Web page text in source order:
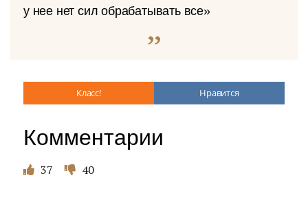
у нее нет сил обрабатывать все»
Класс! Нравится
Комментарии
37 40